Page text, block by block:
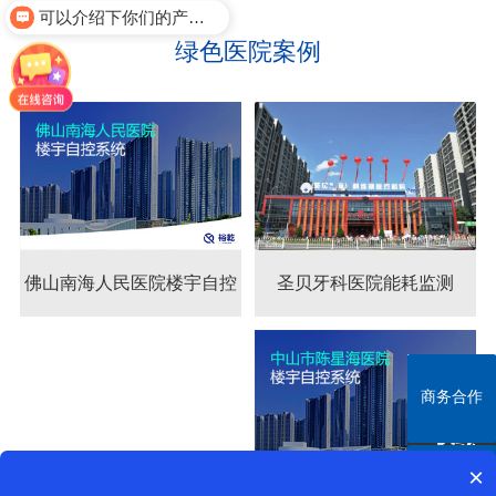
商务合作
微信咨询
绿色医院案例
佛山南海人民医院楼宇自控 佛山南海人民医院楼宇
自控系统
圣贝牙科医院能耗监测
商务合作
微信咨询
全国服务
热线
可以介绍下你们的产品么？
×